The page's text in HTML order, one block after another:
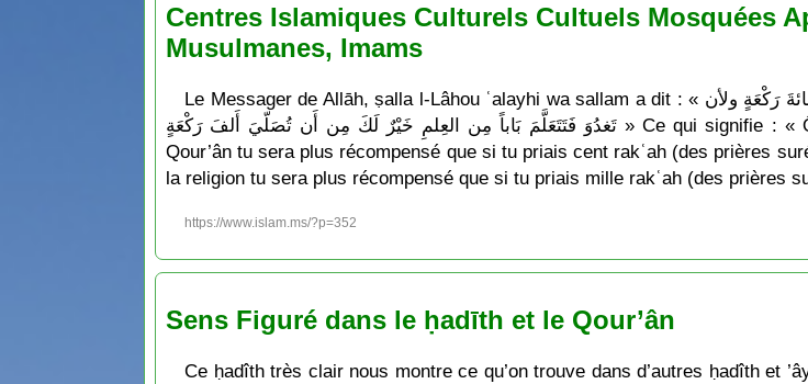
Centres Islamiques Culturels Cultuels Mosquées
Musulmanes, Imams
Le Messager de Allāh, ṣalla l-Lâhou ʿalayhi wa sallam a dit : « يَا أبا ذَر لأن تَغدُوَ فَتَتَعَلَّمَ ءايَة مِن كِتَاب الله خَيْرٌ لَكَ مِن أَن تُصَلّيَ مِائةَ رَكْعَةٍ ولأن
تَغدُوَ فَتَتَعَلَّمَ بَاباً مِن العِلمِ خَيْرٌ لَكَ مِن أَن تُصَلّيَ أَلفَ رَكْعَةٍ » Ce qui signifie : « Ô Abôu Dhar si tu te déplaces et tu apprends une ‘Ayah du
Qour’ân tu sera plus récompensé que si tu priais cent rakʿah (des prières
la religion tu sera plus récompensé que si tu priais mille rakʿah (des prières
https://www.islam.ms/?p=352
Sens Figuré dans le ḥadīth et le Qour’ân
Ce ḥadîth très clair nous montre ce qu’on trouve dans d’autres ḥadîth et